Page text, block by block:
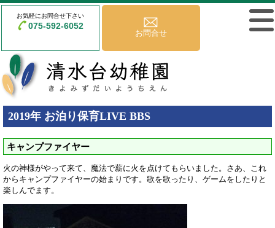
お気軽にお問合せ下さい
075-592-6052
お問合せ
2019年 お泊り保育LIVE BBS
キャンプファイヤー
火の神様がやって来て、魔法で薪に火を点けてもらいました。さあ、これ
からキャンプファイヤーの始まりです。歌を歌ったり、ゲームをしたりと
楽しんでます。